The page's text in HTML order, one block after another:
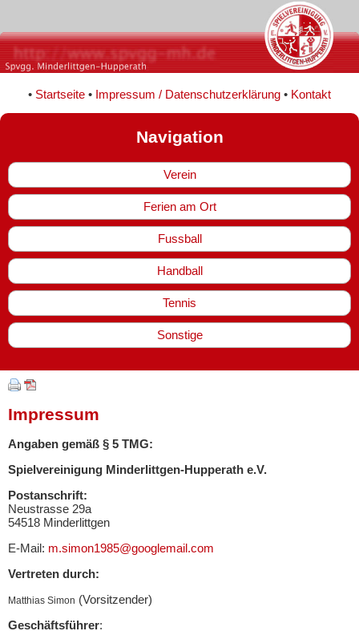
• Startseite • Impressum / Datenschutzerklärung • Kontakt
Navigation
Verein
Ferien am Ort
Fussball
Handball
Tennis
Sonstige
Impressum
Angaben gemäß § 5 TMG:
Spielvereinigung Minderlittgen-Hupperath e.V.
Postanschrift:
Neustrasse 29a
54518 Minderlittgen
E-Mail: m.simon1985@googlemail.com
Vertreten durch:
Matthias Simon (Vorsitzender)
Geschäftsführer: